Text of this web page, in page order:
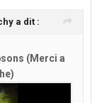
a dit :
(Merci a